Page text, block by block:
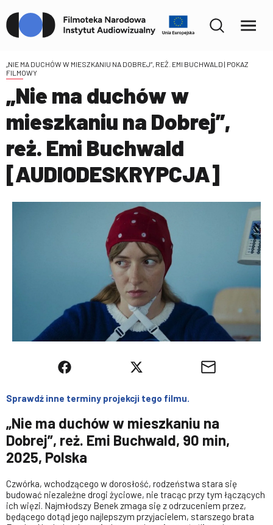
„NIE MA DUCHÓW W MIESZKANIU NA DOBREJ”, REŻ. EMI BUCHWALD | POKAZ
FILMOWY
„Nie ma duchów w
mieszkaniu na Dobrej”,
reż. Emi Buchwald
[AUDIODESKRYPCJA]
Sprawdź inne terminy projekcji tego filmu.
„Nie ma duchów w mieszkaniu na
Dobrej”, reż. Emi Buchwald, 90 min,
2025, Polska
Czwórka, wchodzącego w dorosłość, rodzeństwa stara się
budować niezależne drogi życiowe, nie tracąc przy tym łączących
ich więzi. Najmłodszy Benek zmaga się z odrzuceniem przez,
będącego dotąd jego najlepszym przyjacielem, starszego brata